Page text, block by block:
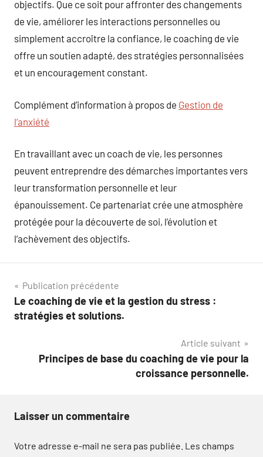
objectifs. Que ce soit pour affronter des changements
de vie, améliorer les interactions personnelles ou
simplement accroître la confiance, le coaching de vie
offre un soutien adapté, des stratégies personnalisées
et un encouragement constant.
Complément d’information à propos de Gestion de
l’anxiété
En travaillant avec un coach de vie, les personnes
peuvent entreprendre des démarches importantes vers
leur transformation personnelle et leur
épanouissement. Ce partenariat crée une atmosphère
protégée pour la découverte de soi, l’évolution et
l’achèvement des objectifs.
Navigation
de
Publication précédente
Le coaching de vie et la gestion du stress :
stratégies et solutions.
Article suivant
Principes de base du coaching de vie pour la
croissance personnelle.
Laisser un commentaire
Votre adresse e-mail ne sera pas publiée. Les champs